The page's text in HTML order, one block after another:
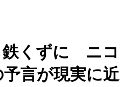
鉄くずに ニコ
言が現実に近